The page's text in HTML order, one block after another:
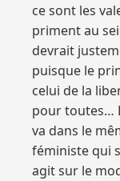
ce sont les
priment au
devrait
puisque le
celui de la
pour toutes…
va dans le
féministe qui
agit sur le